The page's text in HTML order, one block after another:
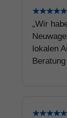
★★★★★
„Wir
lokalen
★★★★★